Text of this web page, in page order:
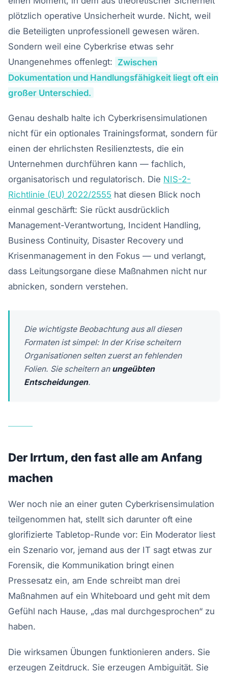
plötzlich operative Unsicherheit wurde. Nicht, weil
die Beteiligten unprofessionell gewesen wären.
Sondern weil eine Cyberkrise etwas sehr
Unangenehmes offenlegt: Zwischen
Dokumentation und Handlungsfähigkeit liegt oft ein
großer Unterschied.
Genau deshalb halte ich Cyberkrisensimulationen
nicht für ein optionales Trainingsformat, sondern für
einen der ehrlichsten Resilienztests, die ein
Unternehmen durchführen kann — fachlich,
organisatorisch und regulatorisch. Die NIS-2-
Richtlinie (EU) 2022/2555 hat diesen Blick noch
einmal geschärft: Sie rückt ausdrücklich
Management-Verantwortung, Incident Handling,
Business Continuity, Disaster Recovery und
Krisenmanagement in den Fokus — und verlangt,
dass Leitungsorgane diese Maßnahmen nicht nur
abnicken, sondern verstehen.
Die wichtigste Beobachtung aus all diesen
Formaten ist simpel: In der Krise scheitern
Organisationen selten zuerst an fehlenden
Folien. Sie scheitern an ungeübten
Entscheidungen.
Der Irrtum, den fast alle am Anfang
machen
Wer noch nie an einer guten Cyberkrisensimulation
teilgenommen hat, stellt sich darunter oft eine
glorifizierte Tabletop-Runde vor: Ein Moderator liest
ein Szenario vor, jemand aus der IT sagt etwas zur
Forensik, die Kommunikation bringt einen
Pressesatz ein, am Ende schreibt man drei
Maßnahmen auf ein Whiteboard und geht mit dem
Gefühl nach Hause, „das mal durchgesprochen“ zu
haben.
Die wirksamen Übungen funktionieren anders. Sie
erzeugen Zeitdruck. Sie erzeugen Ambiguität. Sie